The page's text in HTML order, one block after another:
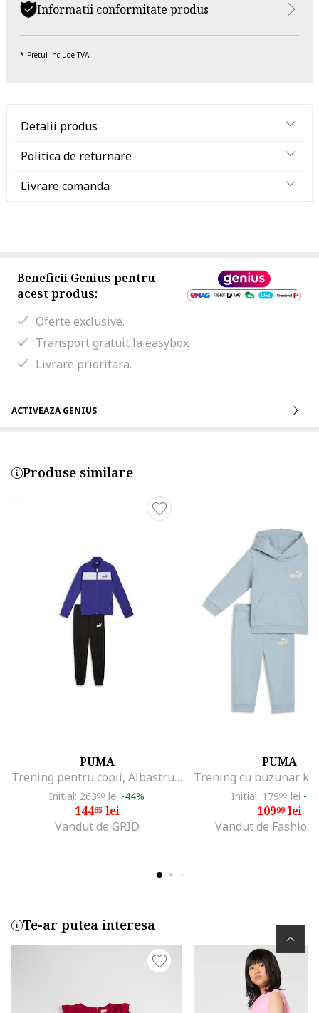
Informatii conformitate produs
Pretul include TVA.
Detalii produs
Politica de returnare
Livrare comanda
Beneficii Genius pentru
acest produs:
Oferte exclusive.
Transport gratuit la easybox.
Livrare prioritara.
ACTIVEAZA GENIUS
Produse similare
PUMA
Trening pentru copii, Albastru, Albastru
Initial: 26300 lei -44%
14465lei
Vandut de GRID
PUMA
Initial: 17999 lei -
10999lei
Vandut de Fashion
Te-ar putea interesa